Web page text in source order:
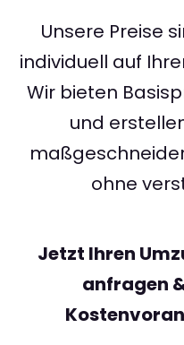
Unsere Preise
individuell auf
Wir bieten
und
ohne
Jetzt Ihren
anfragen